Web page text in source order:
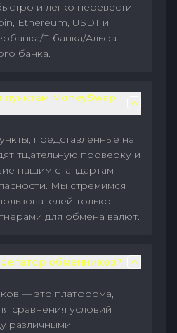
и легко перевести
Ethereum, USDT и
Т-банка/Альфа
банка.
MoneySwap
представленные на
тщательную проверку и
нашим стандартам
Мы стремимся
только
для обмена валют.
обменников?
— это платформа,
сравнения условий
различными